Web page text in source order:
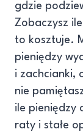
gdzie
Zobaczysz
to kosztuje.
pieniędzy
i zachcianki,
nie
ile pieniędzy
raty i stałe